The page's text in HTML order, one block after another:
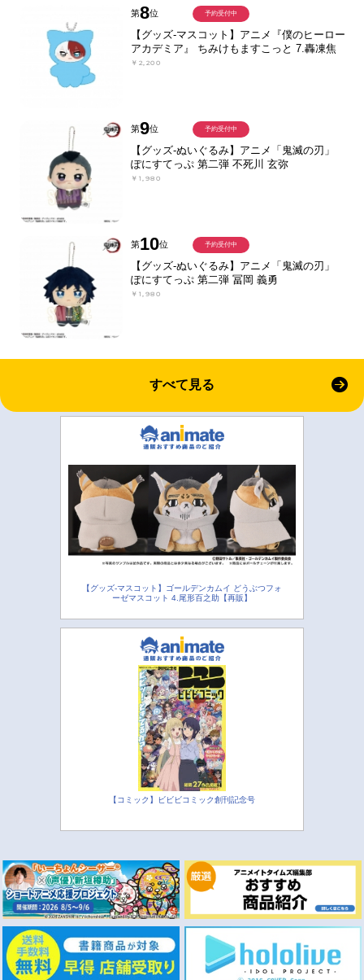
第8位
【グッズ-マスコット】アニメ『僕のヒーロー
アカデミア』 ちみけもますこっと 7.轟凍焦
￥2,200
予約受付中
第9位
【グッズ-ぬいぐるみ】アニメ「鬼滅の刃」
ぽにすてっぷ 第二弾 不死川 玄弥
￥1,980
予約受付中
第10位
【グッズ-ぬいぐるみ】アニメ「鬼滅の刃」
ぽにすてっぷ 第二弾 冨岡 義勇
￥1,980
予約受付中
すべて見る
【グッズ-マスコット】ゴールデンカムイ どうぶつフォ
ーゼマスコット 4.尾形百之助【再販】
【コミック】ビビビコミック創刊記念号